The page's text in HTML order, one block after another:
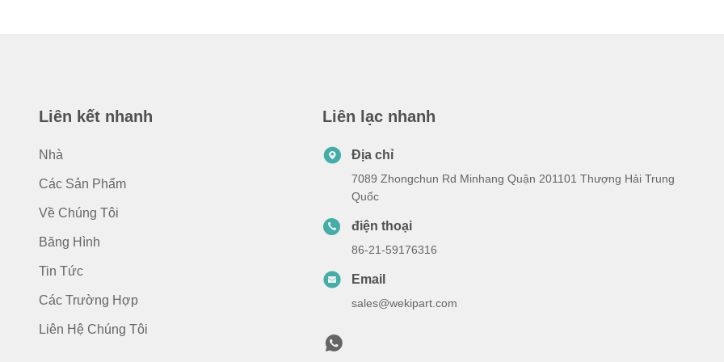
Liên kết nhanh
Nhà
Các Sản Phẩm
Về Chúng Tôi
Băng Hình
Tin Tức
Các Trường Hợp
Liên Hệ Chúng Tôi
Liên lạc nhanh
Địa chỉ
7089 Zhongchun Rd Minhang Quận 201101 Thượng Hải Trung
Quốc
điện thoại
86-21-59176316
Email
sales@wekipart.com